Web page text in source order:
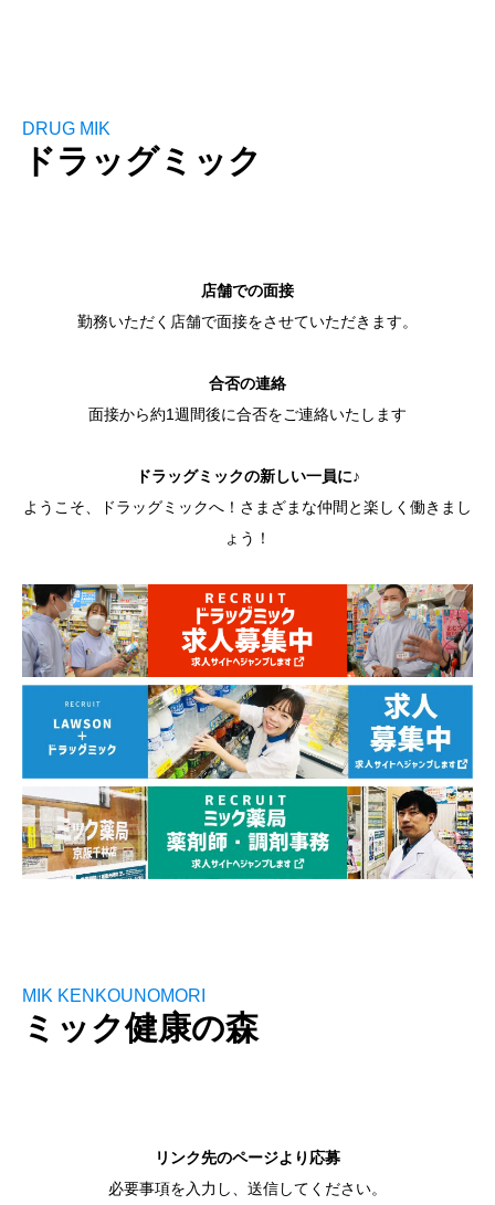
DRUG MIK
ドラッグミック
店舗での面接
勤務いただく店舗で面接をさせていただきます。
合否の連絡
面接から約1週間後に合否をご連絡いたします
ドラッグミックの新しい一員に♪
ようこそ、ドラッグミックへ！さまざまな仲間と楽しく働きまし
ょう！
MIK KENKOUNOMORI
ミック健康の森
リンク先のページより応募
必要事項を入力し、送信してください。